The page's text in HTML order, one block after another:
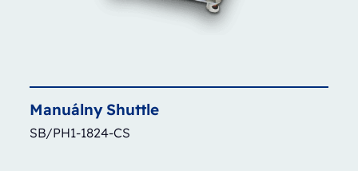
ManuálnyShuttle
SB/PH1-1824-CS